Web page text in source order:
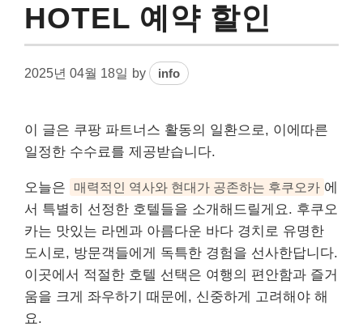
HOTEL 예약 할인
2025년 04월 18일 by info
이 글은 쿠팡 파트너스 활동의 일환으로, 이에따른
일정한 수수료를 제공받습니다.
오늘은 매력적인 역사와 현대가 공존하는 후쿠오카 에
서 특별히 선정한 호텔들을 소개해드릴게요. 후쿠오
카는 맛있는 라멘과 아름다운 바다 경치로 유명한
도시로, 방문객들에게 독특한 경험을 선사한답니다.
이곳에서 적절한 호텔 선택은 여행의 편안함과 즐거
움을 크게 좌우하기 때문에, 신중하게 고려해야 해
요.